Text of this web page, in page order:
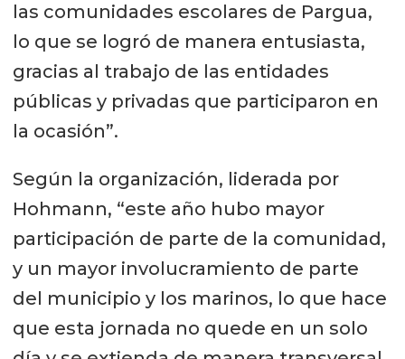
las comunidades escolares de Pargua,
lo que se logró de manera entusiasta,
gracias al trabajo de las entidades
públicas y privadas que participaron en
la ocasión”.
Según la organización, liderada por
Hohmann, “este año hubo mayor
participación de parte de la comunidad,
y un mayor involucramiento de parte
del municipio y los marinos, lo que hace
que esta jornada no quede en un solo